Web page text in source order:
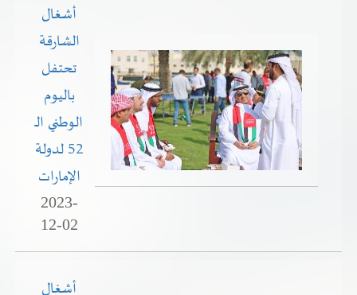
أشغال
الشارقة
تحتفل
باليوم
الوطني الـ
52 لدولة
الإمارات
2023-
12-02
أشغال